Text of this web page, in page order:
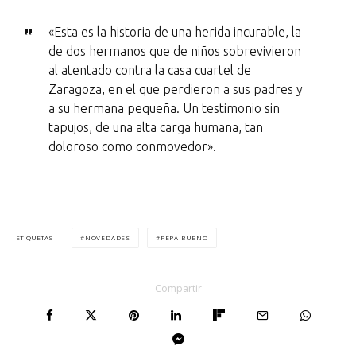
«Esta es la historia de una herida incurable, la
de dos hermanos que de niños sobrevivieron
al atentado contra la casa cuartel de
Zaragoza, en el que perdieron a sus padres y
a su hermana pequeña. Un testimonio sin
tapujos, de una alta carga humana, tan
doloroso como conmovedor».
ETIQUETAS NOVEDADES PEPA BUENO
Compartir